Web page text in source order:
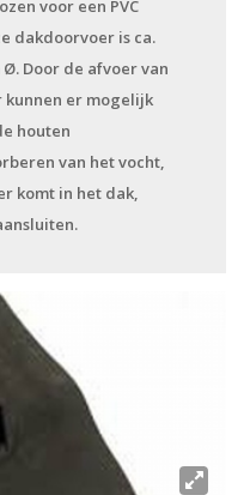
voor een PVC
dakdoorvoer is ca.
Door de afvoer van
kunnen er mogelijk
houten
van het vocht,
komt in het dak,